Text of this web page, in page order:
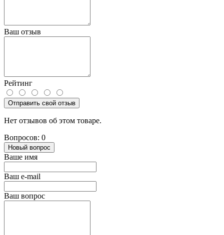
Ваш отзыв
Рейтинг
Отправить свой отзыв
Нет отзывов об этом товаре.
Вопросов: 0
Новый вопрос
Ваше имя
Ваш e-mail
Ваш вопрос